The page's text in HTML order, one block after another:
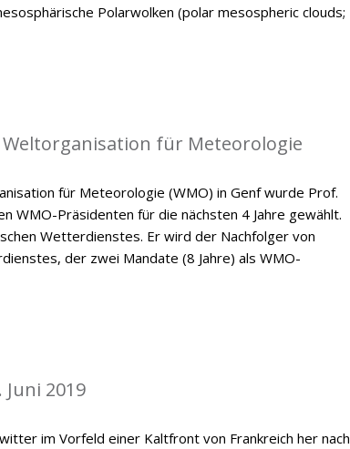
Polarwolken (polar mesospheric clouds;
für Meteorologie
für Meteorologie (WMO) in Genf wurde Prof.
WMO-Präsidenten für die nächsten 4 Jahre gewählt.
Wetterdienstes. Er wird der Nachfolger von
der zwei Mandate (8 Jahre) als WMO-
2019
im Vorfeld einer Kaltfront von Frankreich her nach